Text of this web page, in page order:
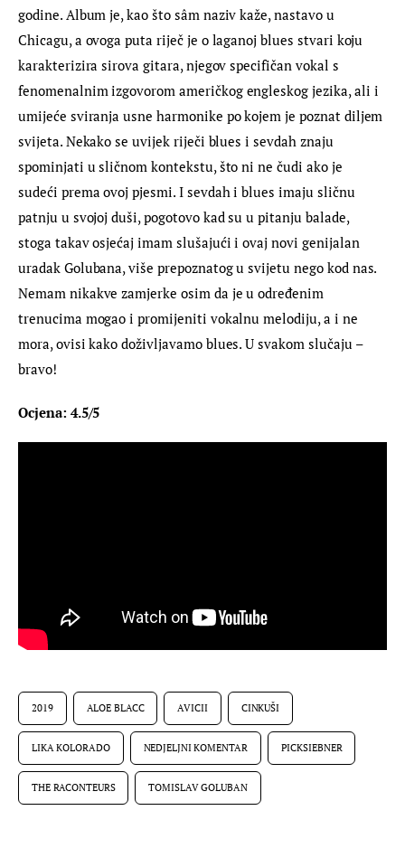
godine. Album je, kao što sâm naziv kaže, nastavo u
Chicagu, a ovoga puta riječ je o laganoj blues stvari koju
karakterizira sirova gitara, njegov specifičan vokal s
fenomenalnim izgovorom američkog engleskog jezika, ali i
umijeće sviranja usne harmonike po kojem je poznat diljem
svijeta. Nekako se uvijek riječi blues i sevdah znaju
spominjati u sličnom kontekstu, što ni ne čudi ako je
sudeći prema ovoj pjesmi. I sevdah i blues imaju sličnu
patnju u svojoj duši, pogotovo kad su u pitanju balade,
stoga takav osjećaj imam slušajući i ovaj novi genijalan
uradak Golubana, više prepoznatog u svijetu nego kod nas.
Nemam nikakve zamjerke osim da je u određenim
trenucima mogao i promijeniti vokalnu melodiju, a i ne
mora, ovisi kako doživljavamo blues. U svakom slučaju –
bravo!
Ocjena: 4.5/5
2019 ALOE BLACC AVICII CINKUŠI
LIKA KOLORADO NEDJELJNI KOMENTAR PICKSIEBNER
THE RACONTEURS TOMISLAV GOLUBAN